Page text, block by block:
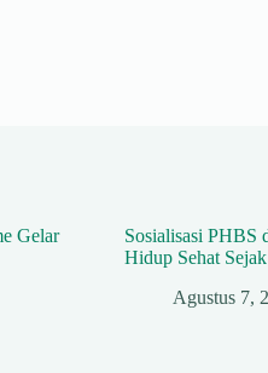
Sosialisasi PHBS
Hidup Sehat
Agustus 7,